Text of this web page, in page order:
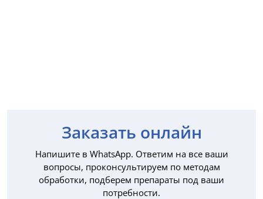
Заказать онлайн
Напишите в WhatsApp. Ответим на все ваши
вопросы, проконсультируем по методам
обработки, подберем препараты под ваши
потребности.